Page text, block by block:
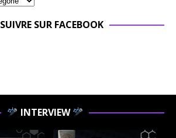
SUIVRE SUR FACEBOOK
INTERVIEW